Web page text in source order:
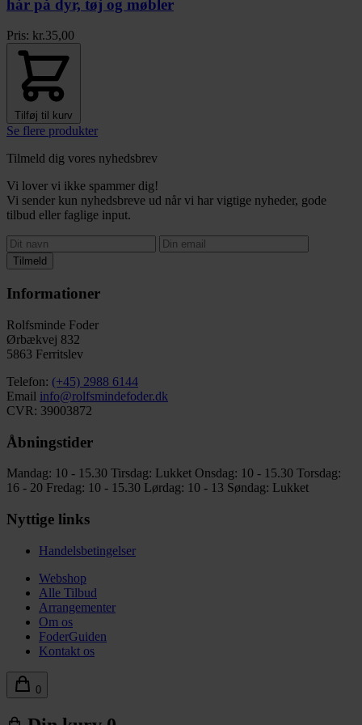
hår på dyr, tøj og møbler
Pris: kr.35,00
Tilføj til kurv
Se flere produkter
Tilmeld dig vores nyhedsbrev
Vi lover vi ikke spammer dig!
Vi sender kun nyhedsbreve ud når vi har vigtige nyheder, gode
tilbud eller faglige input.
Tilmeld
Informationer
Rolfsminde Foder
Ørbækvej 832
5863 Ferritslev
Telefon: (+45) 2988 6144
Email info@rolfsmindefoder.dk
CVR: 39003872
Åbningstider
Mandag: 10 - 15.30 Tirsdag: Lukket Onsdag: 10 - 15.30 Torsdag:
16 - 20 Fredag: 10 - 15.30 Lørdag: 10 - 13 Søndag: Lukket
Nyttige links
Handelsbetingelser
Webshop
Alle Tilbud
Arrangementer
Om os
FoderGuiden
Kontakt os
0